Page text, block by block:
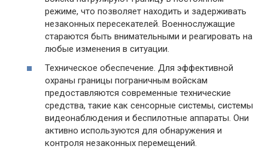
режиме, что позволяет находить и задерживать
незаконных пересекателей. Военнослужащие
стараются быть внимательными и реагировать на
любые изменения в ситуации.
Техническое обеспечение. Для эффективной
охраны границы пограничным войскам
предоставляются современные технические
средства, такие как сенсорные системы, системы
видеонаблюдения и беспилотные аппараты. Они
активно используются для обнаружения и
контроля незаконных перемещений.